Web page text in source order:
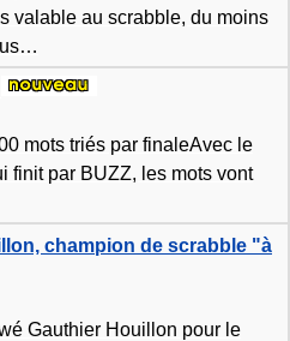
valable au scrabble, du moins
…
mots triés par finaleAvec le
finit par BUZZ, les mots vont
champion de scrabble "à
Gauthier Houillon pour le